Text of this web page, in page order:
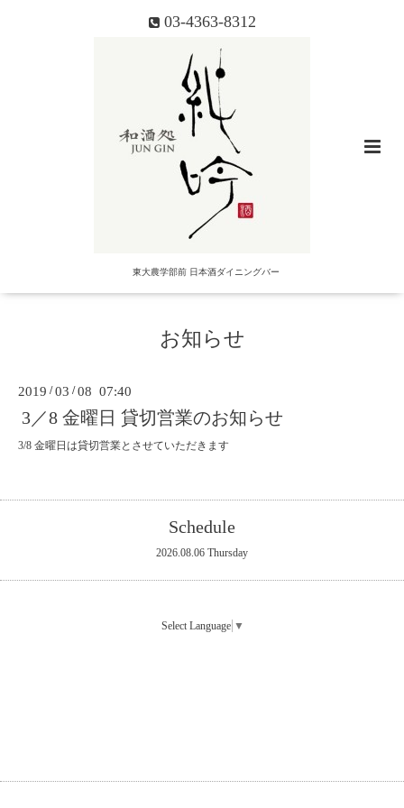
03-4363-8312
東大農学部前 日本酒ダイニングバー
お知らせ
2019 /03 /08 07:40
3／8 金曜日 貸切営業のお知らせ
3/8 金曜日は貸切営業とさせていただきます
Schedule
2026.08.06 Thursday
Select Language ▼